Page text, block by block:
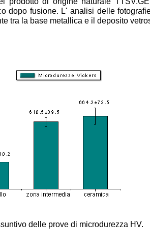
dopo fusione. L' analisi delle
tra la base metallica e il deposito
delle prove di microdurezza HV.